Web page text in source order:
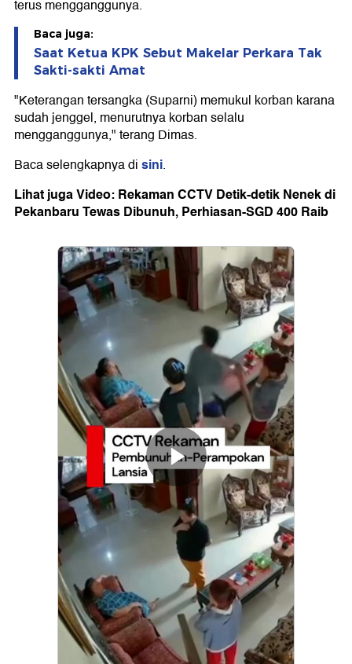
terus mengganggunya.
Baca juga:
Saat Ketua KPK Sebut Makelar Perkara Tak
Sakti-sakti Amat
"Keterangan tersangka (Suparni) memukul korban karana
sudah jenggel, menurutnya korban selalu
mengganggunya," terang Dimas.
Baca selengkapnya disini.
Lihat juga Video: Rekaman CCTV Detik-detik Nenek di
Pekanbaru Tewas Dibunuh, Perhiasan-SGD 400 Raib